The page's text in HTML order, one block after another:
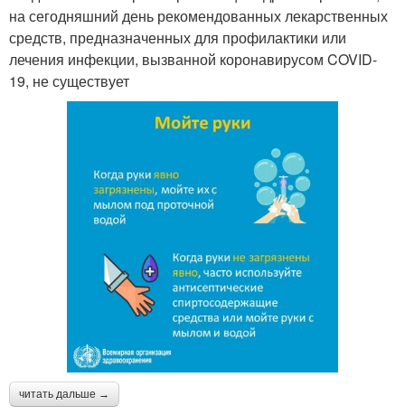
на сегодняшний день рекомендованных лекарственных
средств, предназначенных для профилактики или
лечения инфекции, вызванной коронавирусом COVID-
19, не существует
читать дальше →